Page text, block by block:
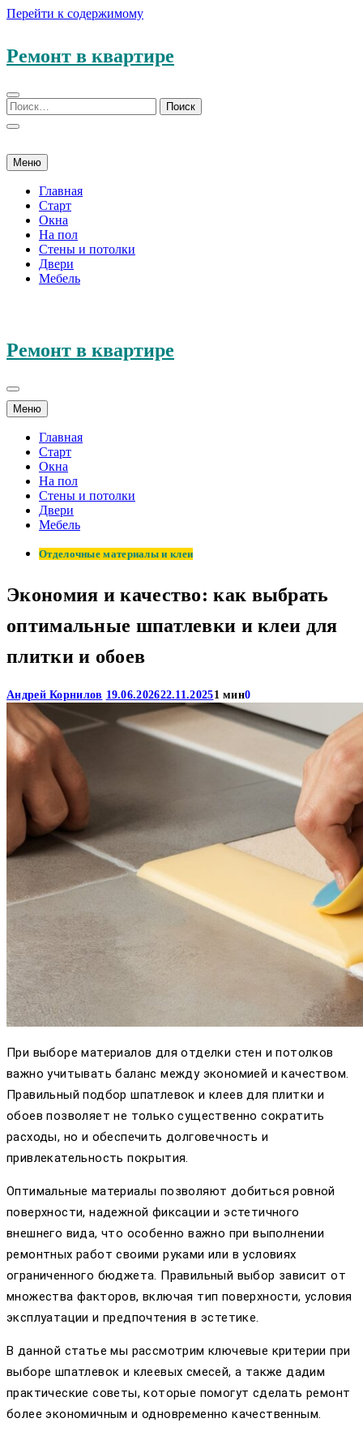
Перейти к содержимому
Ремонт в квартире
Меню
Главная
Старт
Окна
На пол
Стены и потолки
Двери
Мебель
Ремонт в квартире
Меню
Главная
Старт
Окна
На пол
Стены и потолки
Двери
Мебель
Отделочные материалы и клеи
Экономия и качество: как выбрать
оптимальные шпатлевки и клеи для
плитки и обоев
Андрей Корнилов 19.06.202622.11.20251 мин0
При выборе материалов для отделки стен и потолков
важно учитывать баланс между экономией и качеством.
Правильный подбор шпатлевок и клеев для плитки и
обоев позволяет не только существенно сократить
расходы, но и обеспечить долговечность и
привлекательность покрытия.
Оптимальные материалы позволяют добиться ровной
поверхности, надежной фиксации и эстетичного
внешнего вида, что особенно важно при выполнении
ремонтных работ своими руками или в условиях
ограниченного бюджета. Правильный выбор зависит от
множества факторов, включая тип поверхности, условия
эксплуатации и предпочтения в эстетике.
В данной статье мы рассмотрим ключевые критерии при
выборе шпатлевок и клеевых смесей, а также дадим
практические советы, которые помогут сделать ремонт
более экономичным и одновременно качественным.